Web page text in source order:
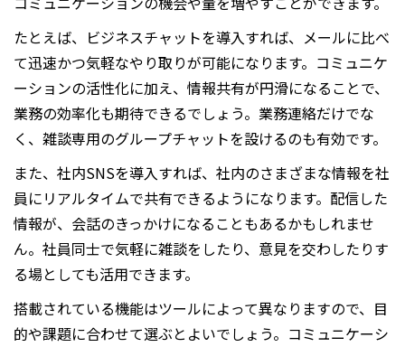
たとえば、ビジネスチャットを導入すれば、メールに比べ
て迅速かつ気軽なやり取りが可能になります。コミュニケ
ーションの活性化に加え、情報共有が円滑になることで、
業務の効率化も期待できるでしょう。業務連絡だけでな
く、雑談専用のグループチャットを設けるのも有効です。
また、社内SNSを導入すれば、社内のさまざまな情報を社
員にリアルタイムで共有できるようになります。配信した
情報が、会話のきっかけになることもあるかもしれませ
ん。社員同士で気軽に雑談をしたり、意見を交わしたりす
る場としても活用できます。
搭載されている機能はツールによって異なりますので、目
的や課題に合わせて選ぶとよいでしょう。コミュニケーシ